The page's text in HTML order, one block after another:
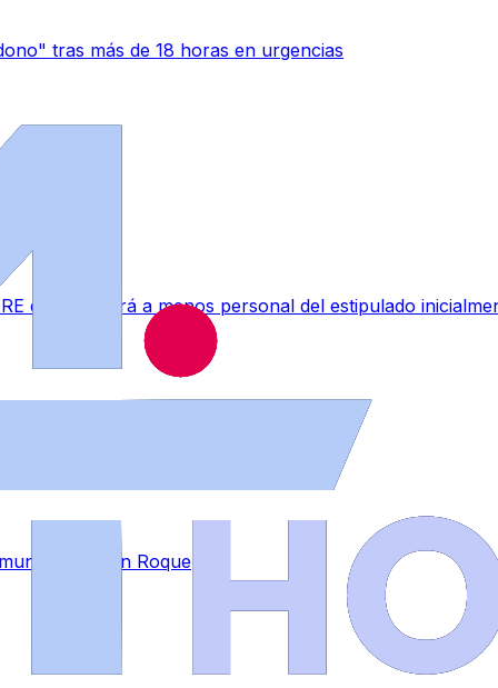
tras más de 18 horas en urgencias
que afectará a menos personal del estipulado
por San Roque